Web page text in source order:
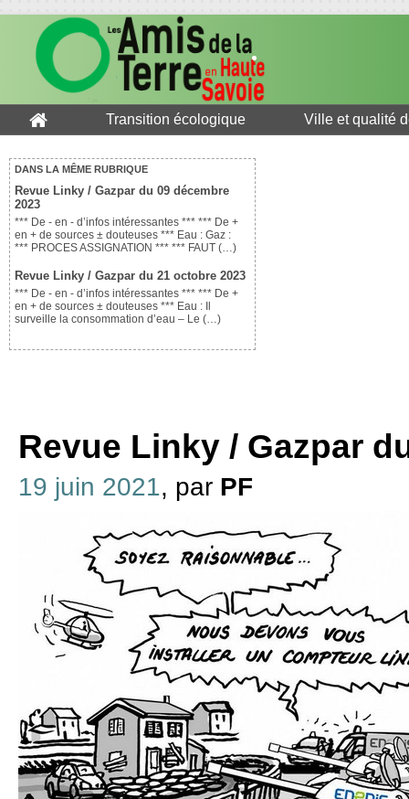
Transition écologique Ville et qualité
DANS LA MÊME RUBRIQUE
Revue Linky / Gazpar du 09 décembre
2023
*** De - en - d’infos intéressantes *** *** De +
en + de sources ± douteuses *** Eau : Gaz :
*** PROCES ASSIGNATION *** *** FAUT (…)
Revue Linky / Gazpar du 21 octobre 2023
*** De - en - d’infos intéressantes *** *** De +
en + de sources ± douteuses *** Eau : Il
surveille la consommation d’eau – Le (…)
Revue Linky / Gazpar
19 juin 2021, par PF